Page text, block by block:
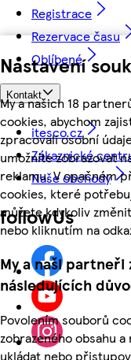
Nastavení
My a našich 18
cookies, abychom
zpracovali osobní
umožníte zobrazovat
reklamu. V opačném
cookies, které
můžete kdykoliv
nebo kliknutím na
My a naši partneři
následujících
Povolením souborů
zobrazeného obsahu
ukládat nebo
Registrace
Rezervace času
Oblíbené
Kontakt
itesco.cz
Zákaznické
Naše obchody
followUs